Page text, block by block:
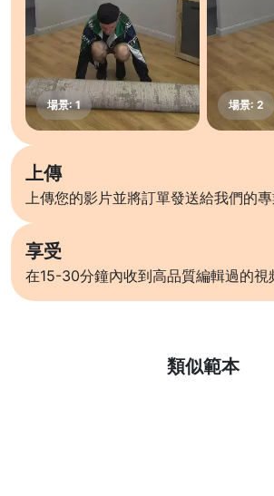
上傳
上傳您的影片並將訂單發送給我們的專
享受
在15-30分鐘內收到高品質編輯過的視
類似範本
了解更多